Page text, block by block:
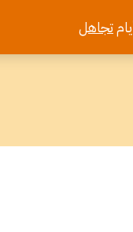
تجاهل